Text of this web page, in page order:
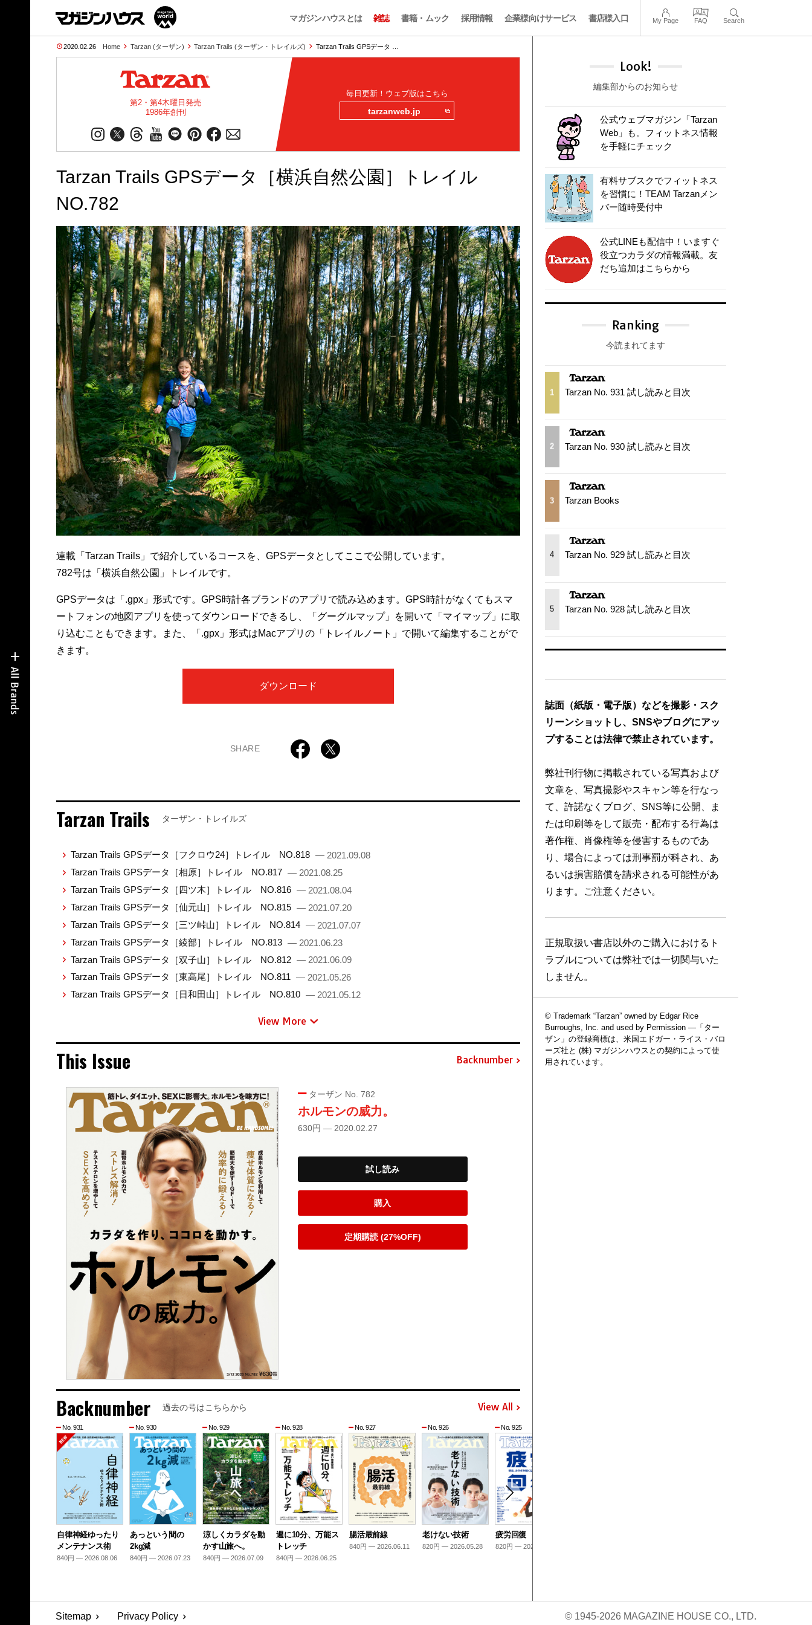
マガジンハウスとは 雑誌 書籍・ムック 採用情報 企業様向けサービス 書店様入口 My Page FAQ Search
2020.02.26 Home Tarzan (ターザン) Tarzan Trails (ターザン・トレイルズ) Tarzan Trails GPSデータ …
第2・第4木曜日発売
1986年創刊
毎日更新！ウェブ版はこちら
tarzanweb.jp
Tarzan Trails GPSデータ［横浜自然公園］トレイル
NO.782
連載「Tarzan Trails」で紹介しているコースを、GPSデータとしてここで公開しています。
782号は「横浜自然公園」トレイルです。
GPSデータは「.gpx」形式です。GPS時計各ブランドのアプリで読み込めます。GPS時計がなくてもスマ
ートフォンの地図アプリを使ってダウンロードできるし、「グーグルマップ」を開いて「マイマップ」に取
り込むこともできます。また、「.gpx」形式はMacアプリの「トレイルノート」で開いて編集することがで
きます。
ダウンロード
SHARE
Tarzan Trails ターザン・トレイルズ
Tarzan Trails GPSデータ［フクロウ24］トレイル NO.818 — 2021.09.08
Tarzan Trails GPSデータ［相原］トレイル NO.817 — 2021.08.25
Tarzan Trails GPSデータ［四ツ木］トレイル NO.816 — 2021.08.04
Tarzan Trails GPSデータ［仙元山］トレイル NO.815 — 2021.07.20
Tarzan Trails GPSデータ［三ツ峠山］トレイル NO.814 — 2021.07.07
Tarzan Trails GPSデータ［綾部］トレイル NO.813 — 2021.06.23
Tarzan Trails GPSデータ［双子山］トレイル NO.812 — 2021.06.09
Tarzan Trails GPSデータ［東高尾］トレイル NO.811 — 2021.05.26
Tarzan Trails GPSデータ［日和田山］トレイル NO.810 — 2021.05.12
View More
This Issue Backnumber
ターザン No. 782
ホルモンの威力。
630円 — 2020.02.27
試し読み
購入
定期購読 (27%OFF)
Backnumber 過去の号はこちらから View All
No. 931
自律神経ゆったり
メンテナンス術
840円 — 2026.08.06
No. 930
あっという間の
2kg減
840円 — 2026.07.23
No. 929
涼しくカラダを動
かす山旅へ。
840円 — 2026.07.09
No. 928
週に10分、万能ス
トレッチ
840円 — 2026.06.25
No. 927
腸活最前線
840円 — 2026.06.11
No. 926
老けない技術
820円 — 2026.05.28
No. 925
疲労回復
820円 — 2026.05.14
Look!
編集部からのお知らせ
公式ウェブマガジン「Tarzan
Web」も。フィットネス情報
を手軽にチェック
有料サブスクでフィットネス
を習慣に！TEAM Tarzanメン
バー随時受付中
公式LINEも配信中！いますぐ
役立つカラダの情報満載。友
だち追加はこちらから
Ranking
今読まれてます
1 Tarzan No. 931 試し読みと目次
2 Tarzan No. 930 試し読みと目次
3 Tarzan Books
4 Tarzan No. 929 試し読みと目次
5 Tarzan No. 928 試し読みと目次
誌面（紙版・電子版）などを撮影・スク
リーンショットし、SNSやブログにアッ
プすることは法律で禁止されています。
弊社刊行物に掲載されている写真および
文章を、写真撮影やスキャン等を行なっ
て、許諾なくブログ、SNS等に公開、ま
たは印刷等をして販売・配布する行為は
著作権、肖像権等を侵害するものであ
り、場合によっては刑事罰が科され、あ
るいは損害賠償を請求される可能性があ
ります。ご注意ください。
正規取扱い書店以外のご購入におけるト
ラブルについては弊社では一切関与いた
しません。
© Trademark “Tarzan” owned by Edgar Rice
Burroughs, Inc. and used by Permission —「ター
ザン」の登録商標は、米国エドガー・ライス・バロ
ーズ社と (株) マガジンハウスとの契約によって使
用されています。
Sitemap Privacy Policy © 1945-2026 MAGAZINE HOUSE CO., LTD.